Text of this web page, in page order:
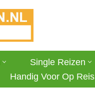
Single Reizen
Handig Voor Op Reis